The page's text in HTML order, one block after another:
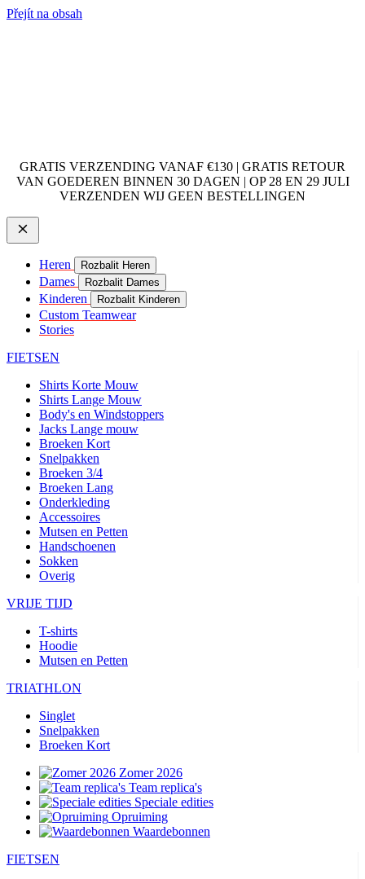
Přejít na obsah
GRATIS VERZENDING VANAF €130 | GRATIS RETOUR
VAN GOEDEREN BINNEN 30 DAGEN | OP 28 EN 29 JULI
VERZENDEN WIJ GEEN BESTELLINGEN
Heren Rozbalit Heren
Dames Rozbalit Dames
Kinderen Rozbalit Kinderen
Custom Teamwear
Stories
FIETSEN
Shirts Korte Mouw
Shirts Lange Mouw
Body's en Windstoppers
Jacks Lange mouw
Broeken Kort
Snelpakken
Broeken 3/4
Broeken Lang
Onderkleding
Accessoires
Mutsen en Petten
Handschoenen
Sokken
Overig
VRIJE TIJD
T-shirts
Hoodie
Mutsen en Petten
TRIATHLON
Singlet
Snelpakken
Broeken Kort
Zomer 2026
Team replica's
Speciale edities
Opruiming
Waardebonnen
FIETSEN